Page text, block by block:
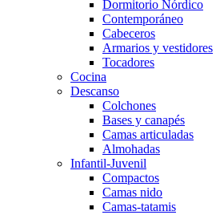
Dormitorio Nórdico
Contemporáneo
Cabeceros
Armarios y vestidores
Tocadores
Cocina
Descanso
Colchones
Bases y canapés
Camas articuladas
Almohadas
Infantil-Juvenil
Compactos
Camas nido
Camas-tatamis